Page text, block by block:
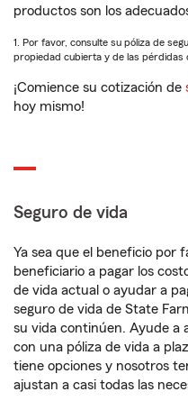
productos son los
1. Por favor, consulte su póliza de
propiedad cubierta y de las pérdidas
¡Comience su cotización de
hoy mismo!
Seguro de vida
Ya sea que el beneficio por
beneficiario a pagar los
de vida actual o ayudar a
seguro de vida de State
su vida continúen. Ayude a
con una póliza de vida a
tiene opciones y nosotros
ajustan a casi todas las